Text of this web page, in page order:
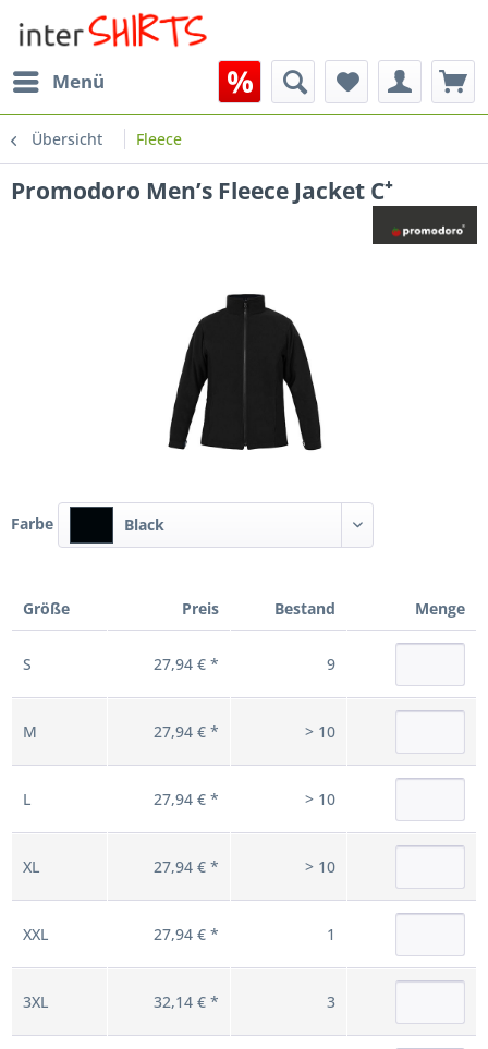
Menü
Übersicht Fleece
Promodoro Men’s Fleece Jacket C⁺
Farbe Black
Größe Preis Bestand Menge
S 27,94 € * 9
M 27,94 € * > 10
L 27,94 € * > 10
XL 27,94 € * > 10
XXL 27,94 € * 1
3XL 32,14 € * 3